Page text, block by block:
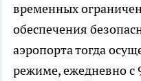
временных
обеспечения
аэропорта тогда
режиме, ежедневно с